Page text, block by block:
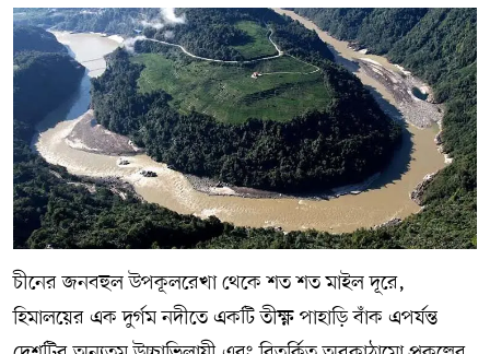
চীনের জনবহুল উপকূলরেখা থেকে শত শত মাইল দূরে,
হিমালয়ের এক দুর্গম নদীতে একটি তীক্ষ্ণ পাহাড়ি বাঁক এপর্যন্ত